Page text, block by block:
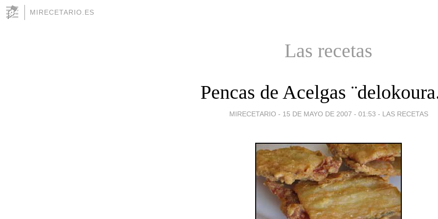
MIRECETARIO.ES
Las recetas
Pencas de Acelgas
MIRECETARIO - 15 DE MAYO DE 2007 - 01:53 - LAS RECETAS